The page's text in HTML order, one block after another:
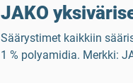
JAKO
Säärystimet kaikkiin
1 % polyamidia. Merkki: